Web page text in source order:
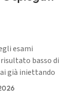
esami
basso di
già iniettando
il tuo